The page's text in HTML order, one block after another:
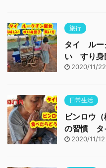
旅行
タイ ルー
い すり身
2020/11/22
日常生活
ビンロウ
の習慣 タ
2020/11/12